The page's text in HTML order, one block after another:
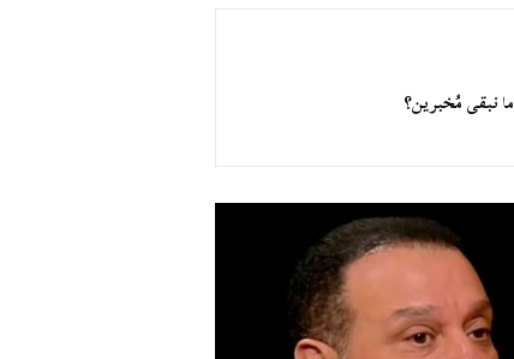
نبقى مُخبرين؟